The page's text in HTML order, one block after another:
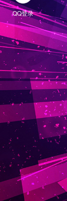
QQ登录